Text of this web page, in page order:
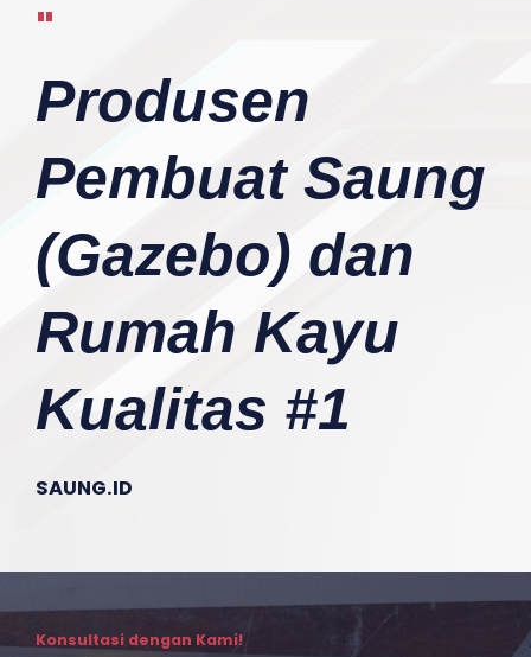
"
Produsen
Pembuat Saung
(Gazebo) dan
Rumah Kayu
Kualitas #1
SAUNG.ID
Konsultasi dengan Kami!